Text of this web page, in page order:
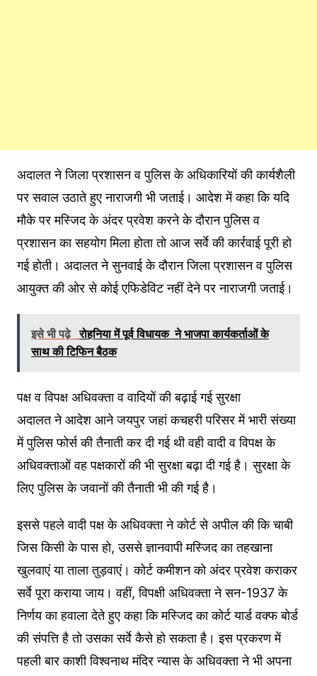
अदालत ने जिला प्रशासन व पुलिस के अधिकारियों की कार्यशैली
पर सवाल उठाते हुए नाराजगी भी जताई। आदेश में कहा कि यदि
मौके पर मस्जिद के अंदर प्रवेश करने के दौरान पुलिस व
प्रशासन का सहयोग मिला होता तो आज सर्वे की कार्रवाई पूरी हो
गई होती। अदालत ने सुनवाई के दौरान जिला प्रशासन व पुलिस
आयुक्त की ओर से कोई एफिडेविट नहीं देने पर नाराजगी जताई।
इसे भी पढ़े रोहनिया में पूर्व विधायक ने भाजपा कार्यकर्ताओं के
साथ की टिफिन बैठक
पक्ष व विपक्ष अधिवक्ता व वादियों की बढ़ाई गई सुरक्षा
अदालत ने आदेश आने जयपुर जहां कचहरी परिसर में भारी संख्या
में पुलिस फोर्स की तैनाती कर दी गई थी वही वादी व विपक्ष के
अधिवक्ताओं वह पक्षकारों की भी सुरक्षा बढ़ा दी गई है। सुरक्षा के
लिए पुलिस के जवानों की तैनाती भी की गई है।
इससे पहले वादी पक्ष के अधिवक्ता ने कोर्ट से अपील की कि चाबी
जिस किसी के पास हो, उससे ज्ञानवापी मस्जिद का तहखाना
खुलवाएं या ताला तुड़वाएं। कोर्ट कमीशन को अंदर प्रवेश कराकर
सर्वे पूरा कराया जाय। वहीं, विपक्षी अधिवक्ता ने सन-1937 के
निर्णय का हवाला देते हुए कहा कि मस्जिद का कोर्ट यार्ड वक्फ बोर्ड
की संपत्ति है तो उसका सर्वे कैसे हो सकता है। इस प्रकरण में
पहली बार काशी विश्वनाथ मंदिर न्यास के अधिवक्ता ने भी अपना